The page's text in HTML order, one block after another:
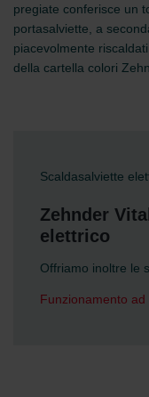
pregiate conferisce un
portasalviette, a
piacevolmente
della cartella colori
Scaldasalviette
Zehnder
elettrico
Offriamo inoltre le
Funzionamento ad